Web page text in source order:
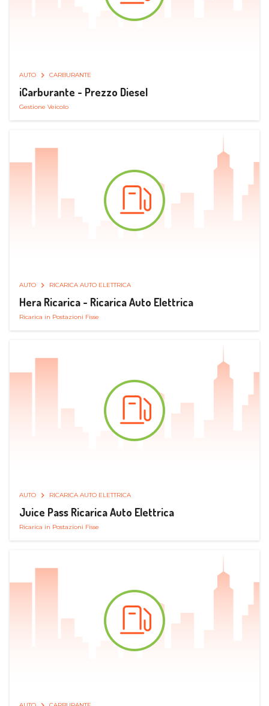
AUTO CARBURANTE
iCarburante - Prezzo Diesel
Gestione Veicolo
AUTO RICARICA AUTO ELETTRICA
Hera Ricarica - Ricarica Auto Elettrica
Ricarica in Postazioni Fisse
AUTO RICARICA AUTO ELETTRICA
Juice Pass Ricarica Auto Elettrica
Ricarica in Postazioni Fisse